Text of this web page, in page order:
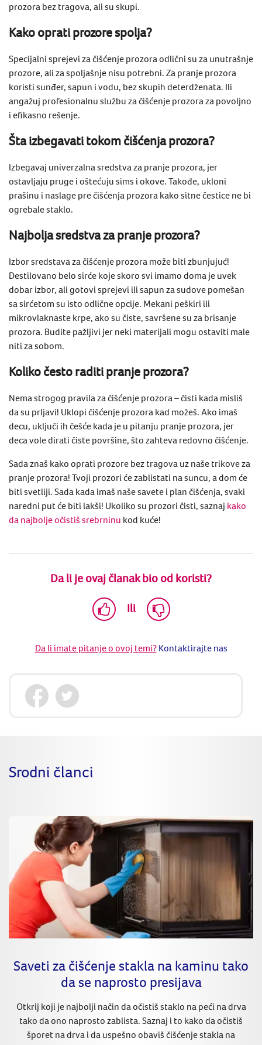
prozora bez tragova, ali su skupi.
Kako oprati prozore spolja?
Specijalni sprejevi za čišćenje prozora odlični su za unutrašnje
prozore, ali za spoljašnje nisu potrebni. Za pranje prozora
koristi sunđer, sapun i vodu, bez skupih deterdženata. Ili
angažuj profesionalnu službu za čišćenje prozora za povoljno
i efikasno rešenje.
Šta izbegavati tokom čišćenja prozora?
Izbegavaj univerzalna sredstva za pranje prozora, jer
ostavljaju pruge i oštećuju sims i okove. Takođe, ukloni
prašinu i naslage pre​​ čišćenja prozora kako sitne čestice ne bi
ogrebale staklo.
Najbolja sredstva za pranje prozora?
Izbor sredstava za čišćenje prozora može biti zbunjujuć!
Destilovano belo sirće ​​koje skoro svi imamo doma je uvek
dobar izbor, ali gotovi sprejevi ili sapun za sudove pomešan
sa sirćetom su isto odlične opcije. Mekani peškiri ili
mikrovlaknaste krpe, ako su čiste, savršene su za brisanje
prozora. ​​Budite pažljivi jer neki materijali mogu ostaviti male
niti za sobom.
Koliko često raditi pranje prozora?
Nema strogog pravila za čišćenje prozora – čisti kada misliš
da su prljavi! Uklopi ​​čišćenje prozora kad možeš. Ako imaš
decu, uključi ih​​ češće kada je u pitanju pranje prozora, jer
deca vole dirati čiste površine, što zahteva redovno čišćenje.
Sada znaš kako oprati prozore bez tragova uz naše trikove za
pranje prozora! Tvoji prozori će zablistati na suncu, a dom će
biti svetliji. Sada kada imaš naše savete i plan čišćenja, svaki
naredni put će biti lakši! Ukoliko su prozori čisti, saznaj kako
da najbolje očistiš srebrninu kod kuće!
Da li je ovaj članak bio od koristi?
Ili
Da li imate pitanje o ovoj temi?Kontaktirajte nas
Srodni članci
Saveti za čišćenje stakla na kaminu tako
da se naprosto presijava
Otkrij koji je najbolji način da očistiš staklo na peći na drva
tako da ono naprosto zablista. Saznaj i to kako da očistiš
šporet na drva i da uspešno obaviš čišćenje stakla na